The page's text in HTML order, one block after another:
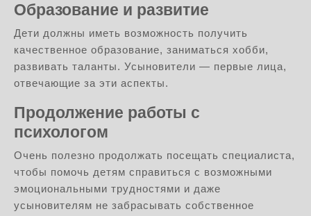
Образование и развитие
Дети должны иметь возможность получить
качественное образование, заниматься хобби,
развивать таланты. Усыновители — первые лица,
отвечающие за эти аспекты.
Продолжение работы с
психологом
Очень полезно продолжать посещать специалиста,
чтобы помочь детям справиться с возможными
эмоциональными трудностями и даже
усыновителям не забрасывать собственное